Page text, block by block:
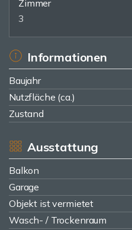
Zimmer
3
Informationen
Baujahr
Nutzfläche (ca.)
Zustand
Ausstattung
Balkon
Garage
Objekt ist vermietet
Wasch- / Trockenraum